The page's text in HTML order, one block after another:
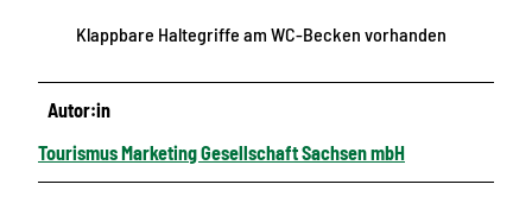
Klappbare Haltegriffe am WC-Becken vorhanden
Autor:in
Tourismus Marketing Gesellschaft Sachsen mbH